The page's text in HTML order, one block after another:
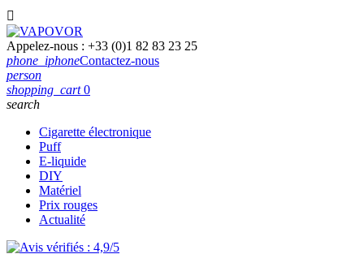

Appelez-nous : +33 (0)1 82 83 23 25
phone_iphoneContactez-nous
person
shopping_cart 0
search
Cigarette électronique
Puff
E-liquide
DIY
Matériel
Prix rouges
Actualité